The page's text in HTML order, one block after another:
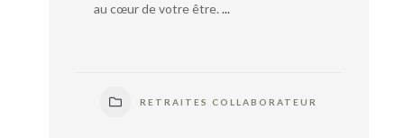
au cœur de votre être. ...
RETRAITES COLLABORATEUR